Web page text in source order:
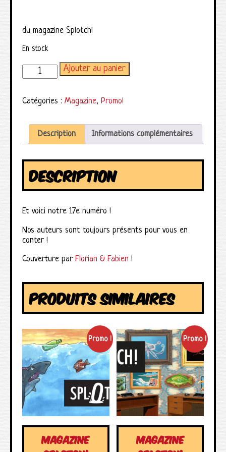
du magazine Splotch!
En stock
quantité de Magazine Splotch! numéro 17
Ajouter au panier
Catégories : Magazine, Promo!
Description Informations complémentaires
DESCRIPTION
Et voici notre 17e numéro !
Nos auteurs sont toujours présents pour vous en
conter !
Couverture par Florian & Fabien !
PRODUITS SIMILAIRES
Promo !
MAGAZINE
Promo !
MAGAZINE